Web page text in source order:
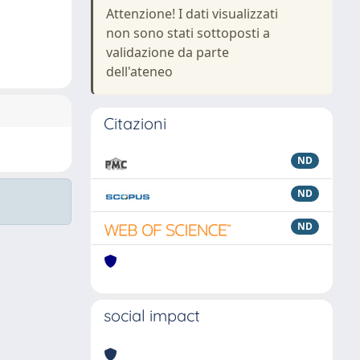
Attenzione! I dati visualizzati
non sono stati sottoposti a
validazione da parte
dell'ateneo
Citazioni
ND
ND
ND
social impact